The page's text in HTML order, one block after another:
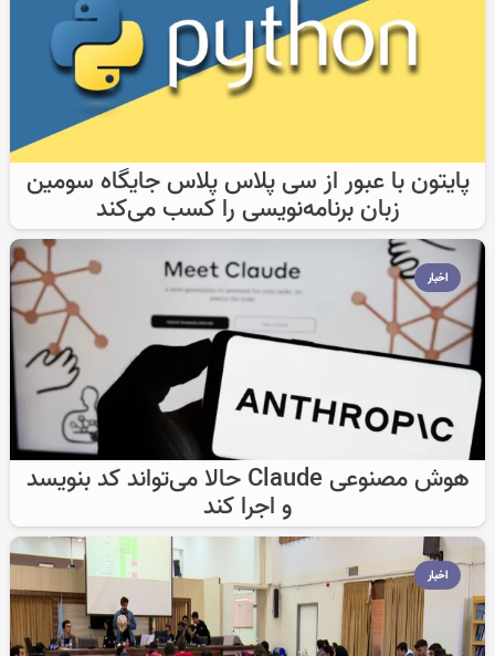
پایتون با عبور از سی پلاس پلاس جایگاه سومین
زبان برنامه‌نویسی را کسب می‌کند
اخبار
هوش مصنوعی Claude حالا می‌تواند کد بنویسد
و اجرا کند
اخبار